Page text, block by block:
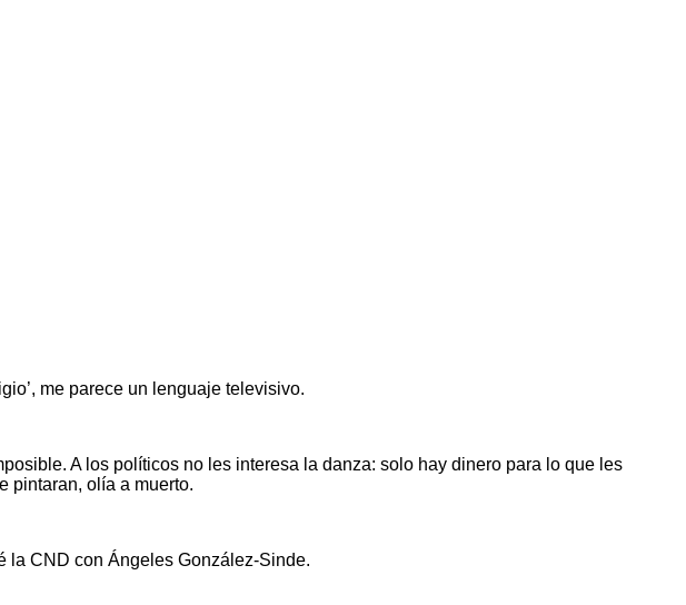
me parece un lenguaje televisivo.
A los políticos no les interesa la danza: solo hay dinero para lo que les
pintaran, olía a muerto.
la CND con Ángeles González-Sinde.